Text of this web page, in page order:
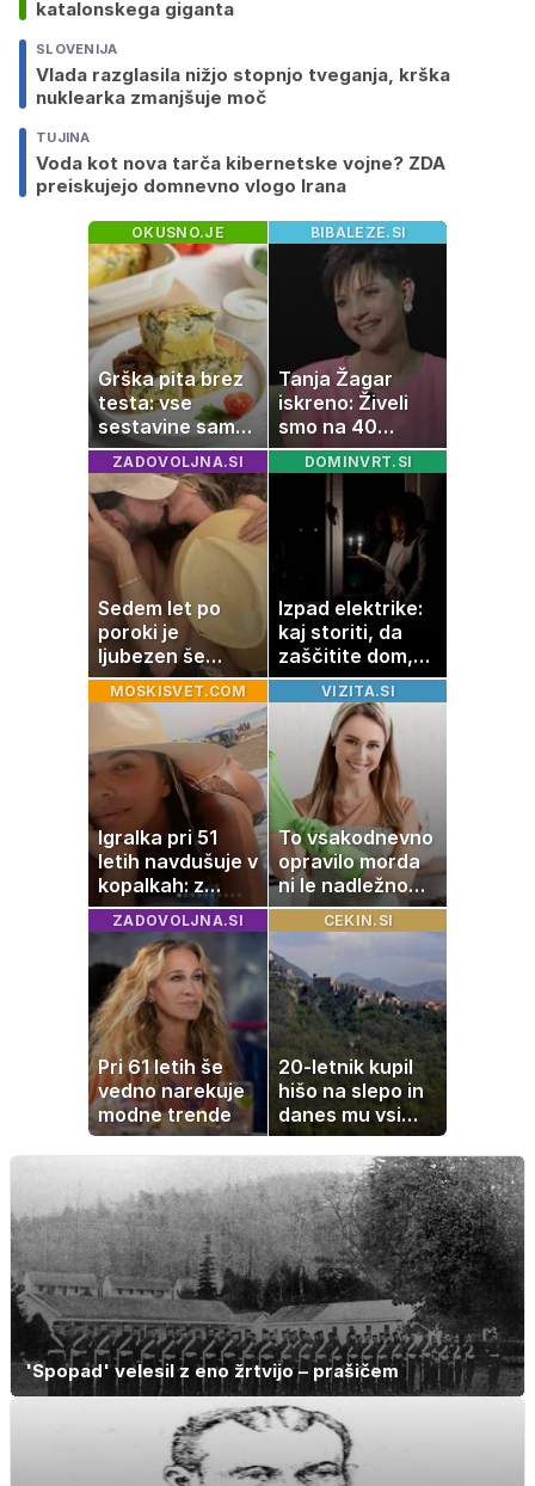
katalonskega giganta
SLOVENIJA
Vlada razglasila nižjo stopnjo tveganja, krška
nuklearka zmanjšuje moč
TUJINA
Voda kot nova tarča kibernetske vojne? ZDA
preiskujejo domnevno vlogo Irana
OKUSNO.JE
Grška pita brez
testa: vse
sestavine samo
zmešate in
pečica opravi
ostalo
BIBALEZE.SI
Tanja Žagar
iskreno: Živeli
smo na 40
kvadratih, a
imela sem vse,
kar otrok
potrebuje
ZADOVOLJNA.SI
Sedem let po
poroki je
ljubezen še
vedno enako
močna
DOMINVRT.SI
Izpad elektrike:
kaj storiti, da
zaščitite dom,
hrano in
elektronske
naprave
MOSKISVET.COM
Igralka pri 51
letih navdušuje v
kopalkah: z
možem uživa v
romantičnem
poletju
VIZITA.SI
To vsakodnevno
opravilo morda
ni le nadležno
delo, pomaga
lahko tudi
vašemu srcu
ZADOVOLJNA.SI
Pri 61 letih še
vedno narekuje
modne trende
CEKIN.SI
20-letnik kupil
hišo na slepo in
danes mu vsi
zavidajo
'Spopad' velesil z eno žrtvijo – prašičem